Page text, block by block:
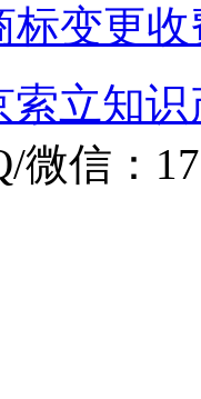
标变更
索立知
微信：